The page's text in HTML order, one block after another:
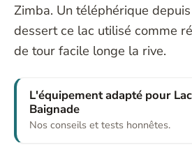
Zimba. Un téléphérique
dessert ce lac utilisé comme
de tour facile longe la rive.
L'équipement adapté pour
Baignade
Nos conseils et tests honnêtes.